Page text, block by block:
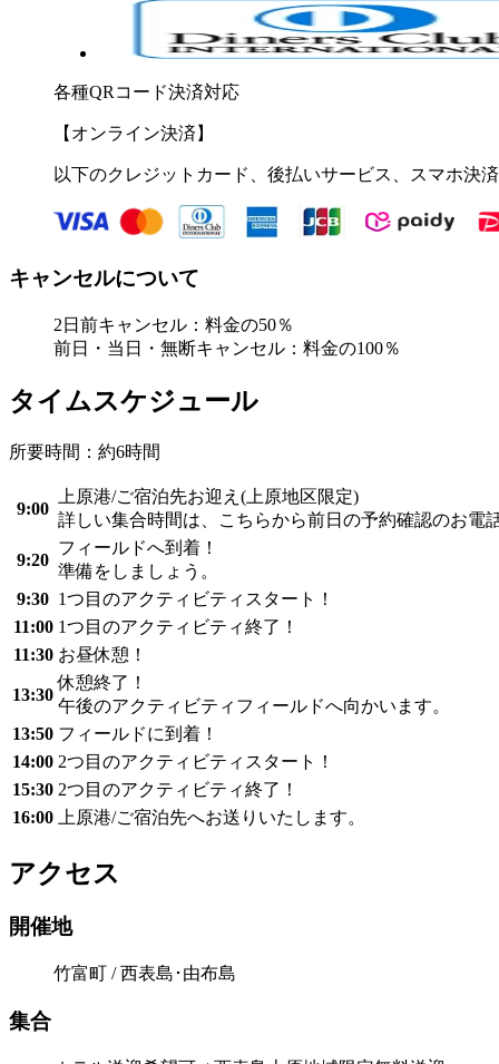
各種QRコード決済対応
【オンライン決済】
以下のクレジットカード、後払いサービス、スマホ決
キャンセルについて
2日前キャンセル：料金の50％
前日・当日・無断キャンセル：料金の100％
タイムスケジュール
所要時間：約6時間
9:00
上原港/ご宿泊先お迎え(上原地区限定)
詳しい集合時間は、こちらから前日の予約確認のお電
9:20
フィールドへ到着！
準備をしましょう。
9:30 1つ目のアクティビティスタート！
11:00 1つ目のアクティビティ終了！
11:30 お昼休憩！
13:30
休憩終了！
午後のアクティビティフィールドへ向かいます。
13:50 フィールドに到着！
14:00 2つ目のアクティビティスタート！
15:30 2つ目のアクティビティ終了！
16:00
上原港/ご宿泊先へお送りいたします。
アクセス
開催地
竹富町 / 西表島･由布島
集合